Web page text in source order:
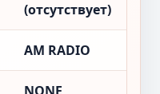
(отсутствует)
AM RADIO